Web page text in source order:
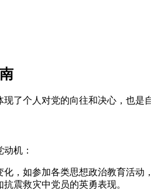
了个人对党的向往和决心，也
机：
，如参加各类思想政治教育活动
震救灾中党员的英勇表现。